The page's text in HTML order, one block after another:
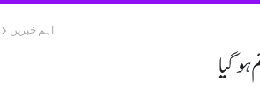
اہم خبریں